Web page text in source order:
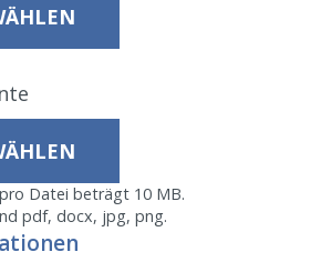
Datei beträgt 10 MB.
pdf, docx, jpg, png.